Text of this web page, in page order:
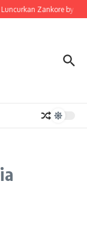
Zankore by